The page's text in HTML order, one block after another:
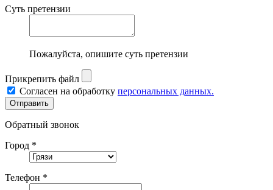
Суть претензии
Пожалуйста, опишите суть претензии
Прикрепить файл
Согласен на обработку персональных данных.
Обратный звонок
Город *
Телефон *